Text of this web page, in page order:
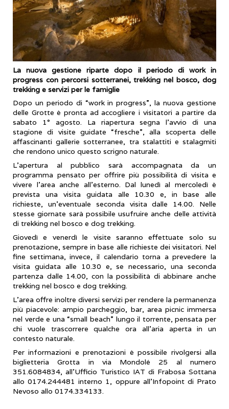
La nuova gestione riparte dopo il periodo di work in
progress con percorsi sotterranei, trekking nel bosco, dog
trekking e servizi per le famiglie
Dopo un periodo di “work in progress”, la nuova gestione
delle Grotte è pronta ad accogliere i visitatori a partire da
sabato 1° agosto. La riapertura segna l’avvio di una
stagione di visite guidate “fresche”, alla scoperta delle
affascinanti gallerie sotterranee, tra stalattiti e stalagmiti
che rendono unico questo scrigno naturale.
L’apertura al pubblico sarà accompagnata da un
programma pensato per offrire più possibilità di visita e
vivere l’area anche all’esterno. Dal lunedì al mercoledì è
prevista una visita guidata alle 10.30 e, in base alle
richieste, un’eventuale seconda visita dalle 14.00. Nelle
stesse giornate sarà possibile usufruire anche delle attività
di trekking nel bosco e dog trekking.
Giovedì e venerdì le visite saranno effettuate solo su
prenotazione, sempre in base alle richieste dei visitatori. Nel
fine settimana, invece, il calendario torna a prevedere la
visita guidata alle 10.30 e, se necessario, una seconda
partenza dalle 14.00, con la possibilità di abbinare anche
trekking nel bosco e dog trekking.
L’area offre inoltre diversi servizi per rendere la permanenza
più piacevole: ampio parcheggio, bar, area picnic immersa
nel verde e una “small beach” lungo il torrente, pensata per
chi vuole trascorrere qualche ora all’aria aperta in un
contesto naturale.
Per informazioni e prenotazioni è possibile rivolgersi alla
biglietteria Grotta in via Mondolé 25 al numero
351.6084834, all’Ufficio Turistico IAT di Frabosa Sottana
allo 0174.244481 interno 1, oppure all’Infopoint di Prato
Nevoso allo 0174.334133.